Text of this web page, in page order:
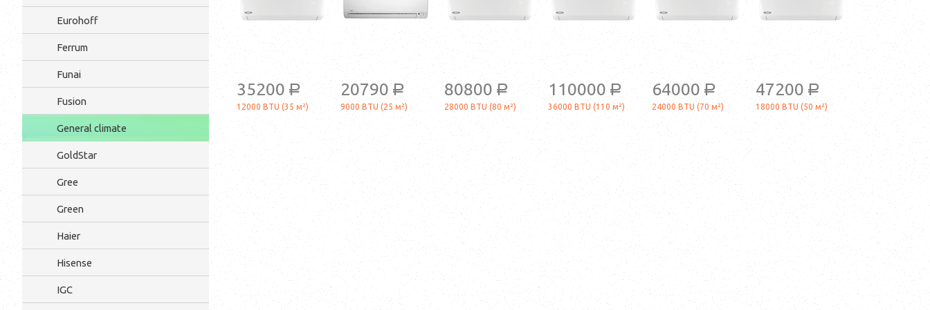
Eurohoff
Ferrum
Funai
Fusion
General climate
GoldStar
Gree
Green
Haier
Hisense
IGC
35200 a
12000 BTU (35 м²)
20790 a
9000 BTU (25 м²)
80800 a
28000 BTU (80 м²)
110000 a
36000 BTU (110 м²)
64000 a
24000 BTU (70 м²)
47200 a
18000 BTU (50 м²)